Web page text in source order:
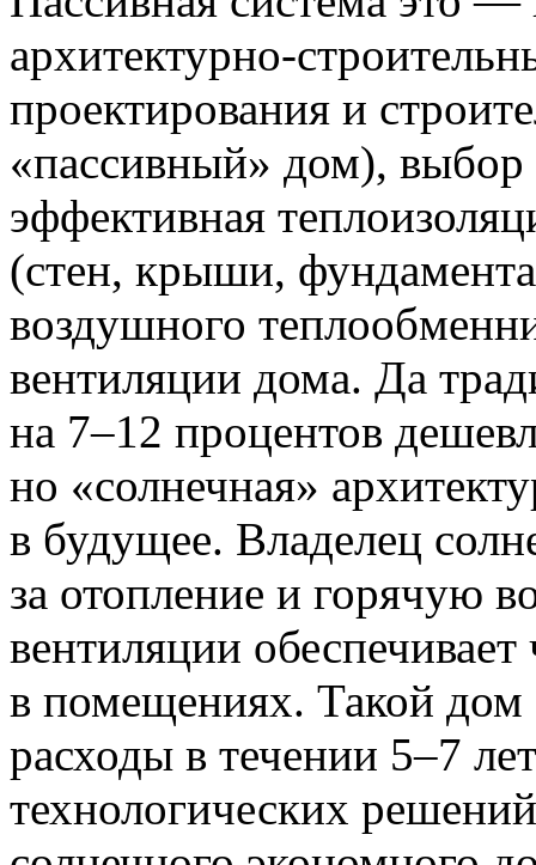
архитектурно-
проектирования и
«пассивный» дом),
эффективная
(стен, крыши,
воздушного
вентиляции дома. Да
на 7–12 процентов
но «солнечная»
в будущее. Владелец
за отопление и горячую
вентиляции
в помещениях. Такой дом
расходы в течении 5–7
технологических